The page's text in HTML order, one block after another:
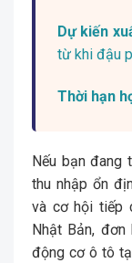
Dự kiến
từ khi đậu
Thời hạn
Nếu bạn
thu nhập ổn
và cơ hội tiếp
Nhật Bản,
động cơ ô tô